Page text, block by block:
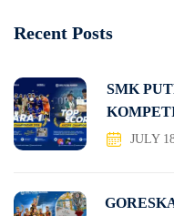
Recent Posts
SMK
JULY